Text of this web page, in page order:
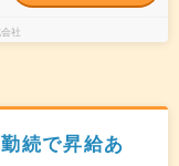
社
続で昇給あ